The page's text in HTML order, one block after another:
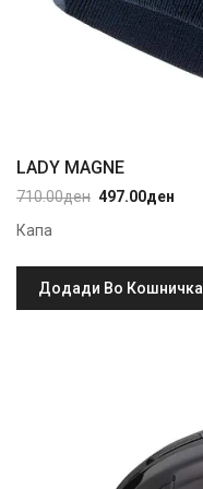
LADY MAGNE
710.00ден
price
710.00ден.
497.00ден
price
497.00ден.
Капа
Додади Во Кошничка